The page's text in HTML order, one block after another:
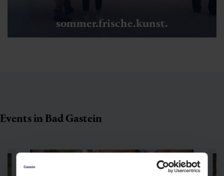
sommer.frische.kunst.
Events in Bad Gastein